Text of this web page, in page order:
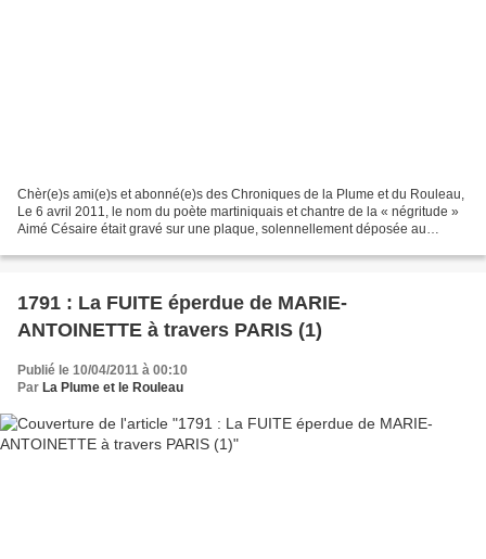
Chèr(e)s ami(e)s et abonné(e)s des Chroniques de la Plume et du Rouleau,
Le 6 avril 2011, le nom du poète martiniquais et chantre de la « négritude »
Aimé Césaire était gravé sur une plaque, solennellement déposée au
1791 : La FUITE éperdue de MARIE-
ANTOINETTE à travers PARIS (1)
Publié le 10/04/2011 à 00:10
Par La Plume et le Rouleau